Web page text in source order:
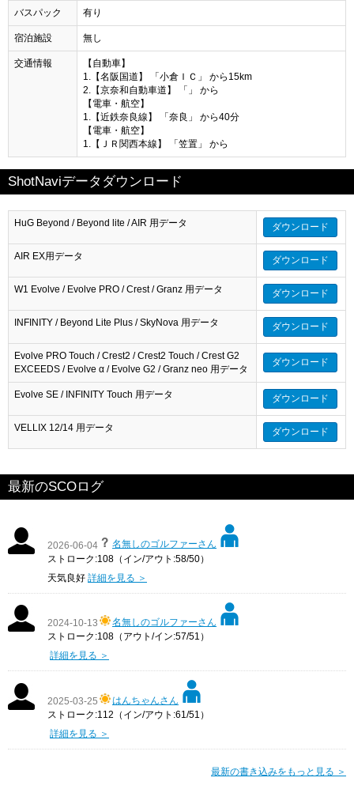
バスパック 有り
宿泊施設 無し
交通情報
【自動車】
1.【名阪国道】 「小倉ＩＣ」 から15km
2.【京奈和自動車道】 「」 から
【電車・航空】
1.【近鉄奈良線】 「奈良」 から40分
【電車・航空】
1.【ＪＲ関西本線】 「笠置」 から
ShotNaviデータダウンロード
HuG Beyond / Beyond lite / AIR 用データ ダウンロード
AIR EX用データ ダウンロード
W1 Evolve / Evolve PRO / Crest / Granz 用データ ダウンロード
INFINITY / Beyond Lite Plus / SkyNova 用データ ダウンロード
Evolve PRO Touch / Crest2 / Crest2 Touch / Crest G2
EXCEEDS / Evolve α / Evolve G2 / Granz neo 用データ
ダウンロード
Evolve SE / INFINITY Touch 用データ ダウンロード
VELLIX 12/14 用データ ダウンロード
最新のSCOログ
2026-06-04
名無しのゴルファーさん
ストローク:108（イン/アウト:58/50）
天気良好 詳細を見る ＞
2024-10-13
名無しのゴルファーさん
ストローク:108（アウト/イン:57/51）
詳細を見る ＞
2025-03-25
はんちゃんさん
ストローク:112（イン/アウト:61/51）
詳細を見る ＞
最新の書き込みをもっと見る ＞